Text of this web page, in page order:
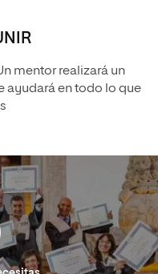
mentor realizará un
ayudará en todo lo que